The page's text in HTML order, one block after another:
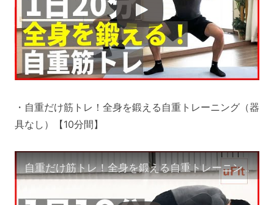
・自重だけ筋トレ！全身を鍛える自重トレーニング（器
具なし）【10分間】
自重だけ筋トレ！全身を鍛える自重トレーニング（器具なし）【10分間】